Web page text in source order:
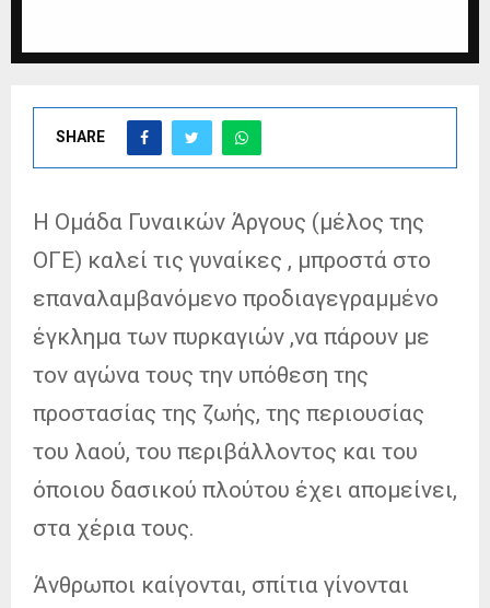
SHARE
Η Ομάδα Γυναικών Άργους (μέλος της
ΟΓΕ) καλεί τις γυναίκες , μπροστά στο
επαναλαμβανόμενο προδιαγεγραμμένο
έγκλημα των πυρκαγιών ,να πάρουν με
τον αγώνα τους την υπόθεση της
προστασίας της ζωής, της περιουσίας
του λαού, του περιβάλλοντος και του
όποιου δασικού πλούτου έχει απομείνει,
στα χέρια τους.
Άνθρωποι καίγονται, σπίτια γίνονται